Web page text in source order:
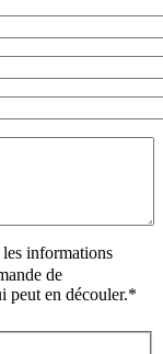
informations
de
peut en découler.*